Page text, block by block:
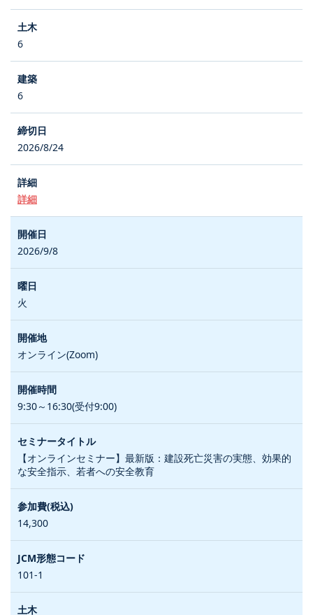
6
6
2026/8/24
詳細
2026/9/8
火
オンライン(Zoom)
9:30～16:30(受付9:00)
【オンラインセミナー】最新版：建設死亡災害の実態、効果的
な安全指示、若者への安全教育
14,300
101-1